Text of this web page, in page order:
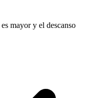
mayor y el descanso